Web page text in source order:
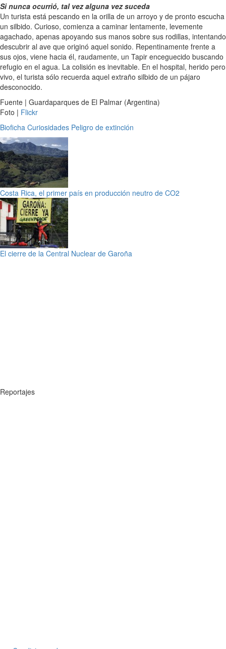
Si nunca ocurrió, tal vez alguna vez suceda
Un turista está pescando en la orilla de un arroyo y de pronto escucha
un silbido. Curioso, comienza a caminar lentamente, levemente
agachado, apenas apoyando sus manos sobre sus rodillas, intentando
descubrir al ave que originó aquel sonido. Repentinamente frente a
sus ojos, viene hacia él, raudamente, un Tapir enceguecido buscando
refugio en el agua. La colisión es inevitable. En el hospital, herido pero
vivo, el turista sólo recuerda aquel extraño silbido de un pájaro
desconocido.
Fuente | Guardaparques de El Palmar (Argentina)
Foto | Flickr
Bioficha Curiosidades Peligro de extinción
Costa Rica, el primer país en producción neutro de CO2
El cierre de la Central Nuclear de Garoña
Reportajes